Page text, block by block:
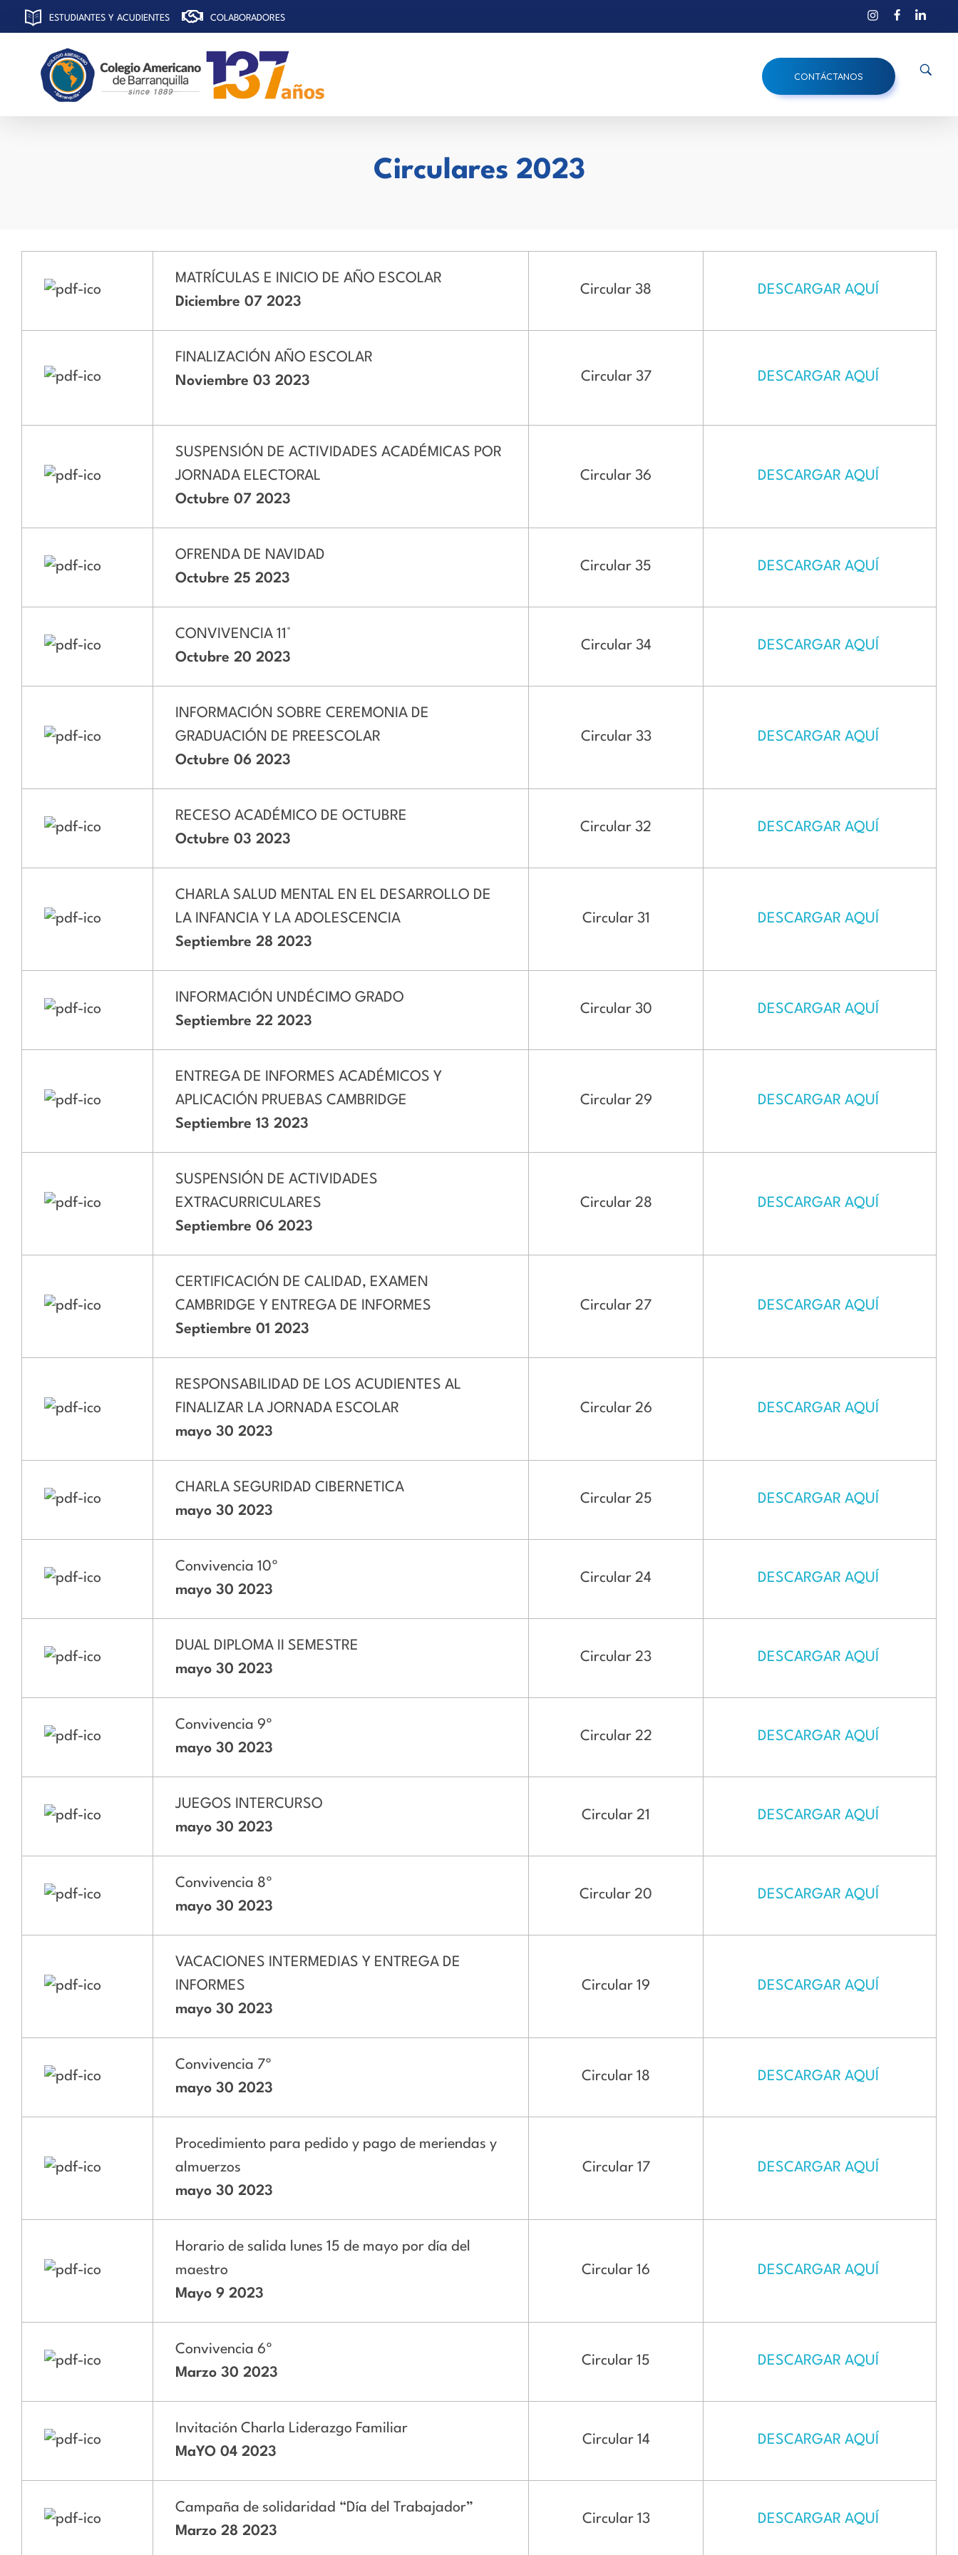
ESTUDIANTES Y ACUDIENTES COLABORADORES
C
olegio Americano de Barranquilla
CONTÁCTANOS
Circulares 2023
MATRÍCULAS E INICIO DE AÑO ESCOLAR
Diciembre 07 2023
Circular 38 DESCARGAR AQUÍ
FINALIZACIÓN AÑO ESCOLAR
Noviembre 03 2023
Circular 37 DESCARGAR AQUÍ
SUSPENSIÓN DE ACTIVIDADES ACADÉMICAS POR
JORNADA ELECTORAL
Octubre 07 2023
Circular 36 DESCARGAR AQUÍ
OFRENDA DE NAVIDAD
Octubre 25 2023
Circular 35 DESCARGAR AQUÍ
CONVIVENCIA 11°
Octubre 20 2023
Circular 34 DESCARGAR AQUÍ
INFORMACIÓN SOBRE CEREMONIA DE
GRADUACIÓN DE PREESCOLAR
Octubre 06 2023
Circular 33 DESCARGAR AQUÍ
RECESO ACADÉMICO DE OCTUBRE
Octubre 03 2023
Circular 32 DESCARGAR AQUÍ
CHARLA SALUD MENTAL EN EL DESARROLLO DE
LA INFANCIA Y LA ADOLESCENCIA
Septiembre 28 2023
Circular 31 DESCARGAR AQUÍ
INFORMACIÓN UNDÉCIMO GRADO
Septiembre 22 2023
Circular 30 DESCARGAR AQUÍ
ENTREGA DE INFORMES ACADÉMICOS Y
APLICACIÓN PRUEBAS CAMBRIDGE
Septiembre 13 2023
Circular 29 DESCARGAR AQUÍ
SUSPENSIÓN DE ACTIVIDADES
EXTRACURRICULARES
Septiembre 06 2023
Circular 28 DESCARGAR AQUÍ
CERTIFICACIÓN DE CALIDAD, EXAMEN
CAMBRIDGE Y ENTREGA DE INFORMES
Septiembre 01 2023
Circular 27 DESCARGAR AQUÍ
RESPONSABILIDAD DE LOS ACUDIENTES AL
FINALIZAR LA JORNADA ESCOLAR
mayo 30 2023
Circular 26 DESCARGAR AQUÍ
CHARLA SEGURIDAD CIBERNETICA
mayo 30 2023
Circular 25 DESCARGAR AQUÍ
Convivencia 10º
mayo 30 2023
Circular 24 DESCARGAR AQUÍ
DUAL DIPLOMA II SEMESTRE
mayo 30 2023
Circular 23 DESCARGAR AQUÍ
Convivencia 9º
mayo 30 2023
Circular 22 DESCARGAR AQUÍ
JUEGOS INTERCURSO
mayo 30 2023
Circular 21 DESCARGAR AQUÍ
Convivencia 8º
mayo 30 2023
Circular 20 DESCARGAR AQUÍ
VACACIONES INTERMEDIAS Y ENTREGA DE
INFORMES
mayo 30 2023
Circular 19 DESCARGAR AQUÍ
Convivencia 7º
mayo 30 2023
Circular 18 DESCARGAR AQUÍ
Procedimiento para pedido y pago de meriendas y
almuerzos
mayo 30 2023
Circular 17 DESCARGAR AQUÍ
Horario de salida lunes 15 de mayo por día del
maestro
Mayo 9 2023
Circular 16 DESCARGAR AQUÍ
Convivencia 6º
Marzo 30 2023
Circular 15 DESCARGAR AQUÍ
Invitación Charla Liderazgo Familiar
MaYO 04 2023
Circular 14 DESCARGAR AQUÍ
Campaña de solidaridad “Día del Trabajador”
Marzo 28 2023
Circular 13 DESCARGAR AQUÍ